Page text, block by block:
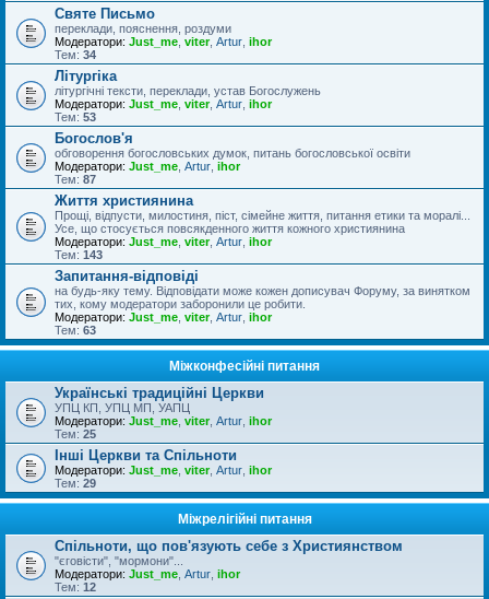
Святе Письмо
переклади, пояснення, роздуми
Модератори: Just_me viter, Artur ihor
Тем: 34
Літургіка
літургічні тексти, переклади, устав Богослужень
Модератори: Just_me viter, Artur ihor
Тем: 53
Богослов'я
обговорення богословських думок, питань богословської освіти
Модератори: Just_me Artur ihor
Тем: 87
Життя християнина
Прощі, відпусти, милостиня, піст, сімейне життя, питання етики та моралі...
Усе, що стосується повсякденного життя кожного християнина
Модератори: Just_me viter, Artur ihor
Тем: 143
Запитання-відповіді
на будь-яку тему. Відповідати може кожен дописувач Форуму, за винятком
тих, кому модератори заборонили це робити.
Модератори: Just_me viter, Artur ihor
Тем: 63
Міжконфесійні питання
Українські традиційні Церкви
УПЦ КП, УПЦ МП, УАПЦ
Модератори: Just_me viter, Artur ihor
Тем: 25
Інші Церкви та Спільноти
Модератори: Just_me viter, Artur ihor
Тем: 29
Міжрелігійні питання
Спільноти, що пов'язують себе з Християнством
"єговісти", "мормони"...
Модератори: Just_me Artur ihor
Тем: 12